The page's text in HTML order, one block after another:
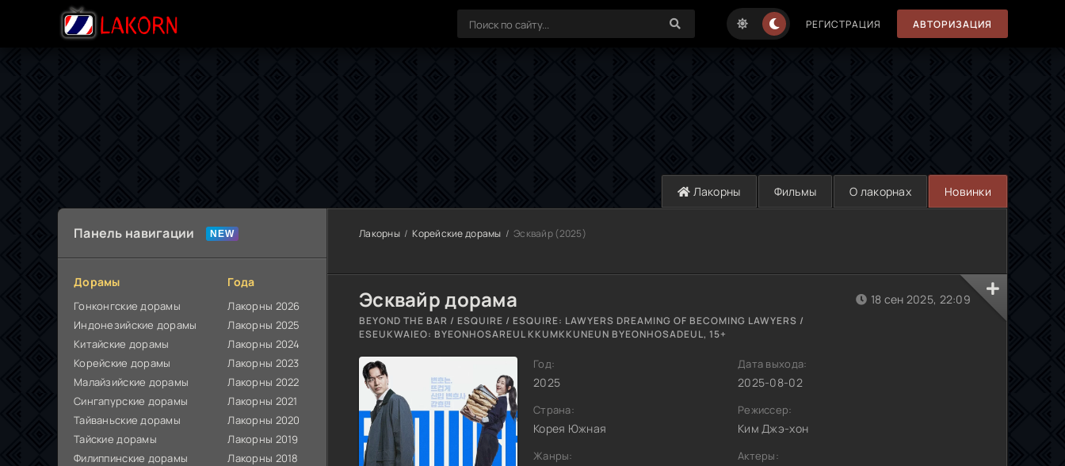
РЕГИСТРАЦИЯ АВТОРИЗАЦИЯ
Лакорны Фильмы О лакорнах Новинки
Панель навигации
Дорамы
Гонконгские дорамы
Индонезийские дорамы
Китайские дорамы
Корейские дорамы
Малайзийские дорамы
Сингапурские дорамы
Тайваньские дорамы
Тайские дорамы
Филиппинские дорамы
Года
Лакорны 2026
Лакорны 2025
Лакорны 2024
Лакорны 2023
Лакорны 2022
Лакорны 2021
Лакорны 2020
Лакорны 2019
Лакорны 2018
Лакорны Корейские дорамы Эсквайр (2025)
Эсквайр дорама
BEYOND THE BAR / ESQUIRE / ESQUIRE: LAWYERS DREAMING OF BECOMING LAWYERS /
ESEUKWAIEO: BYEONHOSAREUL KKUMKKUNEUN BYEONHOSADEUL, 15+
Год:
2025
Страна:
Корея Южная
Жанры:
18 сен 2025, 22:09
Дата выхода:
2025-08-02
Режиссер:
Ким Джэ-хон
Актеры: